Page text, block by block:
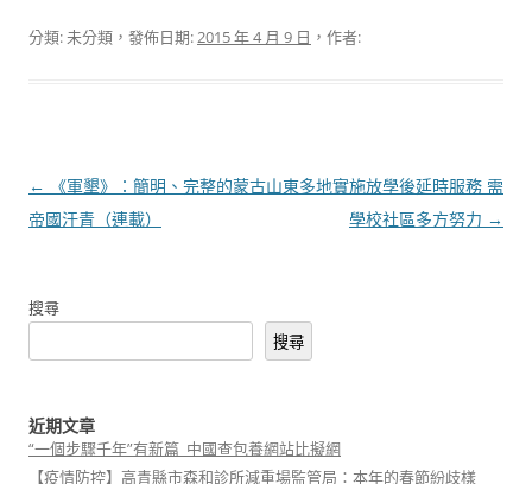
分類: 未分類，發佈日期:2015 年 4 月 9 日 ，作者:
文
章
←
《軍墾》：簡明、完整的蒙古
帝國汗青（連載）
山東多地實施放學後延時服務 需
學校社區多方努力 →
搜尋
搜尋
近期文章
“一個步驟千年”有新篇_中國查包養網站比擬網
【疫情防控】高青縣市森和診所減重場監管局：本年的春節紛歧樣